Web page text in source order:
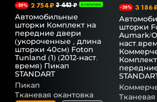
-20% 2 754 ₽ 3 443 ₽ В НАЛИЧИИ
Автомобильные
шторки Комплект на
передние двери
(укороченные , длина
шторки 40см) Foton
Tunland (1) (2012-наст.
время) Пикап
STANDART
Пикап
Тканевая окантовка
-20% 3 186
шторки
Aumark/